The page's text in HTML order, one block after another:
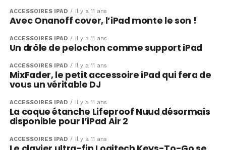
ACCESSOIRES IPAD Il y a 11 ans
Avec Onanoff cover, l’iPad monte le son !
ACCESSOIRES IPAD Il y a 11 ans
Un drôle de pelochon comme support iPad
ACCESSOIRES IPAD Il y a 11 ans
MixFader, le petit accessoire iPad qui fera de
vous un véritable DJ
ACCESSOIRES IPAD Il y a 11 ans
La coque étanche Lifeproof Nuud désormais
disponible pour l’iPad Air 2
ACCESSOIRES IPAD Il y a 11 ans